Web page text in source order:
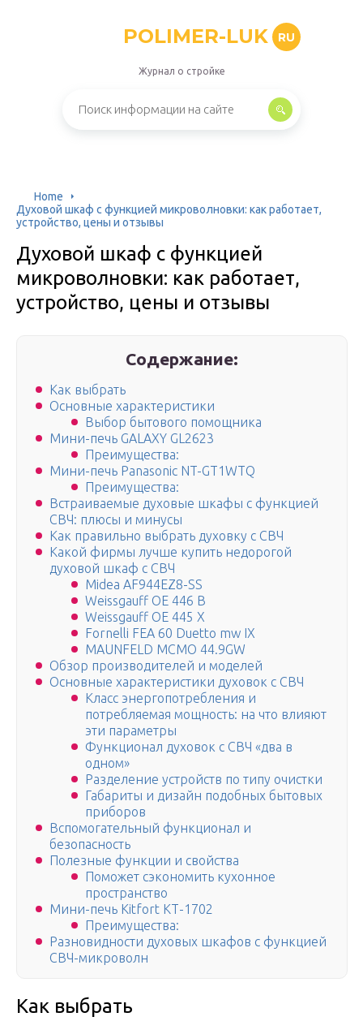
POLIMER-LUK RU
Журнал о стройке
Home
Духовой шкаф с функцией микроволновки: как работает,
устройство, цены и отзывы
Духовой шкаф с функцией
микроволновки: как работает,
устройство, цены и отзывы
Содержание:
Как выбрать
Основные характеристики
Выбор бытового помощника
Мини-печь GALAXY GL2623
Преимущества:
Мини-печь Panasonic NT-GT1WTQ
Преимущества:
Встраиваемые духовые шкафы с функцией
СВЧ: плюсы и минусы
Как правильно выбрать духовку с СВЧ
Какой фирмы лучше купить недорогой
духовой шкаф с СВЧ
Midea AF944EZ8-SS
Weissgauff OE 446 B
Weissgauff OE 445 X
Fornelli FEA 60 Duetto mw IX
MAUNFELD MCMO 44.9GW
Обзор производителей и моделей
Основные характеристики духовок с СВЧ
Класс энергопотребления и
потребляемая мощность: на что влияют
эти параметры
Функционал духовок с СВЧ «два в
одном»
Разделение устройств по типу очистки
Габариты и дизайн подобных бытовых
приборов
Вспомогательный функционал и
безопасность
Полезные функции и свойства
Поможет сэкономить кухонное
пространство
Мини-печь Kitfort КТ-1702
Преимущества:
Разновидности духовых шкафов с функцией
СВЧ-микроволн
Как выбрать